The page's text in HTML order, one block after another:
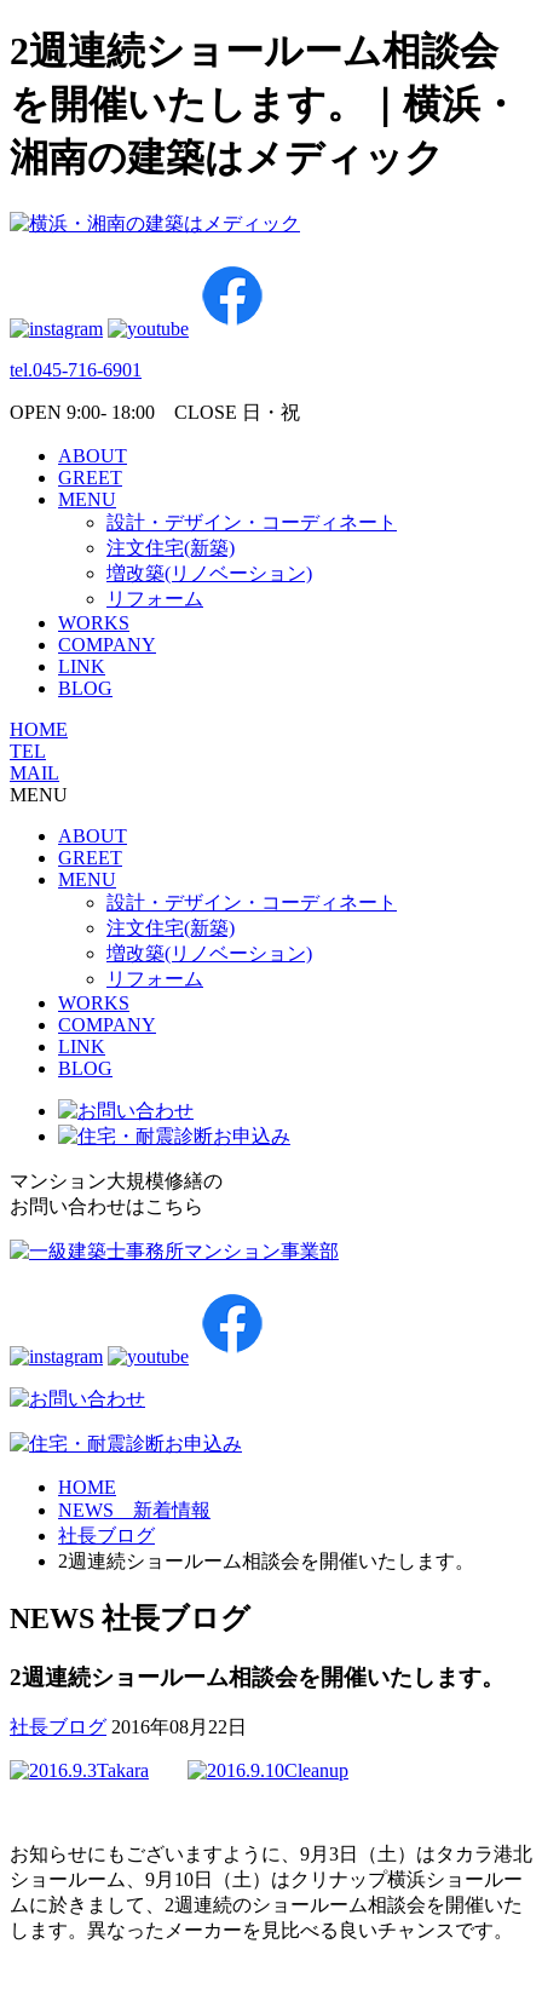
2週連続ショールーム相談会
を開催いたします。｜横浜・
湘南の建築はメディック
tel.045-716-6901
OPEN 9:00- 18:00 CLOSE 日・祝
ABOUT
GREET
MENU
設計・デザイン・コーディネート
注文住宅(新築)
増改築(リノベーション)
リフォーム
WORKS
COMPANY
LINK
BLOG
HOME
TEL
MAIL
MENU
ABOUT
GREET
MENU
設計・デザイン・コーディネート
注文住宅(新築)
増改築(リノベーション)
リフォーム
WORKS
COMPANY
LINK
BLOG
マンション大規模修繕の
お問い合わせはこちら
HOME
NEWS 新着情報
社長ブログ
2週連続ショールーム相談会を開催いたします。
NEWS 社長ブログ
2週連続ショールーム相談会を開催いたします。
社長ブログ 2016年08月22日
お知らせにもございますように、9月3日（土）はタカラ港北
ショールーム、9月10日（土）はクリナップ横浜ショールー
ムに於きまして、2週連続のショールーム相談会を開催いた
します。異なったメーカーを見比べる良いチャンスです。